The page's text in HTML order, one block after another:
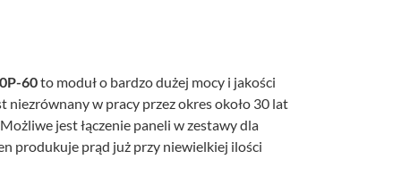
60to moduł o bardzo dużej mocy i jakości
niezrównany w pracy przez okres około 30 lat
jest łączenie paneli w zestawy dla
produkuje prąd już przy niewielkiej ilości